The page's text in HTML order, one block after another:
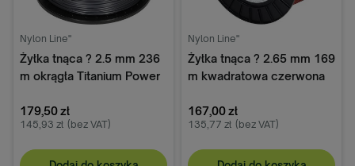
Nylon Line"
Żyłka tnąca ? 2.5 mm 236
m okrągła Titanium Power
179,50 zł
145,93 zł (bez VAT)
Nylon Line"
Żyłka tnąca ? 2.65 mm 169
m kwadratowa czerwona
167,00 zł
135,77 zł (bez VAT)